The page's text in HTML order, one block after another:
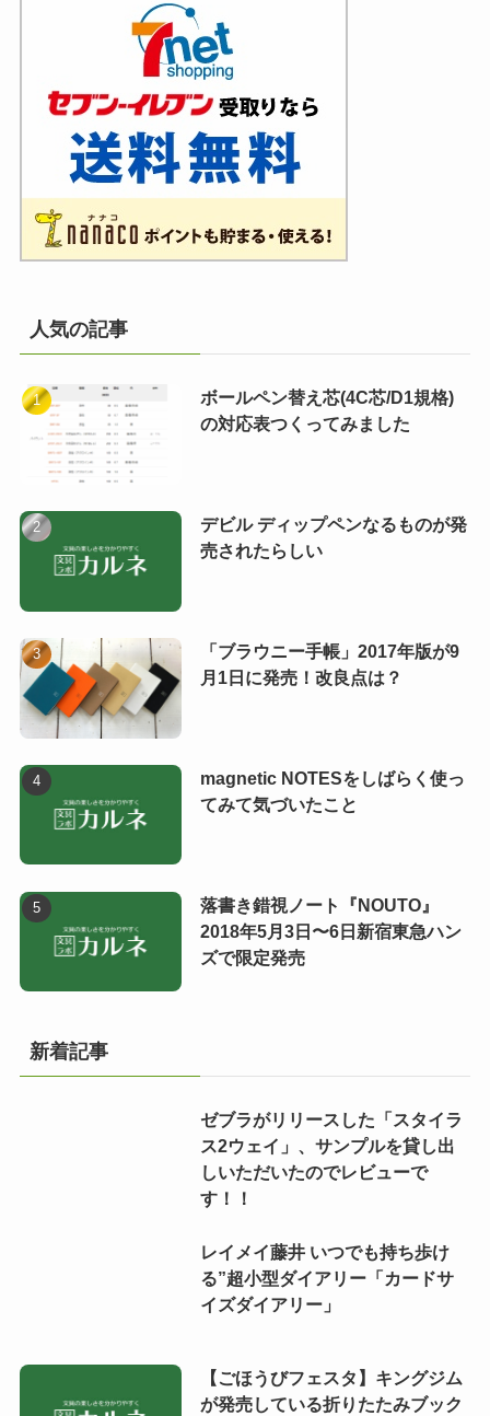
人気の記事
ボールペン替え芯(4C芯/D1規格)
の対応表つくってみました
デビル ディップペンなるものが発
売されたらしい
「ブラウニー手帳」2017年版が9
月1日に発売！改良点は？
magnetic NOTESをしばらく使っ
てみて気づいたこと
落書き錯視ノート『NOUTO』
2018年5月3日〜6日新宿東急ハン
ズで限定発売
新着記事
ゼブラがリリースした「スタイラ
ス2ウェイ」、サンプルを貸し出
しいただいたのでレビューで
す！！
レイメイ藤井 いつでも持ち歩け
る”超小型ダイアリー「カードサ
イズダイアリー」
【ごほうびフェスタ】キングジム
が発売している折りたたみブック